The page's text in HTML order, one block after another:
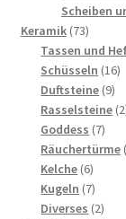
Scheiben
Keramik 7373
Tassen und
Schüsseln 1616
Duftsteine 99
Rasselsteine 2
Goddess 77
Räuchertürme
Kelche 66
Kugeln 77
Diverses 22